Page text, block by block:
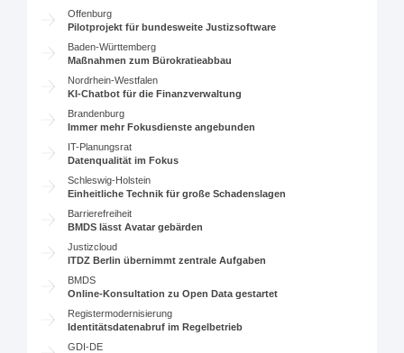
Offenburg
Pilotprojekt für bundesweite Justizsoftware
Baden-Württemberg
Maßnahmen zum Bürokratieabbau
Nordrhein-Westfalen
KI-Chatbot für die Finanzverwaltung
Brandenburg
Immer mehr Fokusdienste angebunden
IT-Planungsrat
Datenqualität im Fokus
Schleswig-Holstein
Einheitliche Technik für große Schadenslagen
Barrierefreiheit
BMDS lässt Avatar gebärden
Justizcloud
ITDZ Berlin übernimmt zentrale Aufgaben
BMDS
Online-Konsultation zu Open Data gestartet
Registermodernisierung
Identitätsdatenabruf im Regelbetrieb
GDI-DE